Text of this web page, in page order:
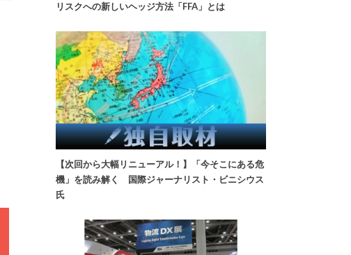
リスクへの新しいヘッジ方法「FFA」とは
【次回から大幅リニューアル！】「今そこにある危
機」を読み解く 国際ジャーナリスト・ビニシウス
氏